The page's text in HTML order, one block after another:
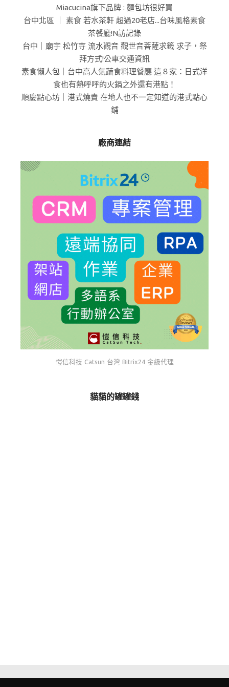
Miacucina旗下品牌 : 麵包坊很好買
台中北區 ｜ 素食 若水茶軒 超過20老店...台味風格素食
茶餐廳!N訪記錄
台中｜廟宇 松竹寺 流水觀音 觀世音菩薩求籤 求子，祭
拜方式!公車交通資訊
素食懶人包｜台中高人氣蔬食料理餐廳 這８家：日式洋
食也有熱呼呼的火鍋之外還有港點！
順慶點心坊｜港式燒賣 在地人也不一定知道的港式點心
鋪
廠商連結
愷信科技 Catsun 台灣 Bitrix24 金級代理
貓貓的罐罐錢